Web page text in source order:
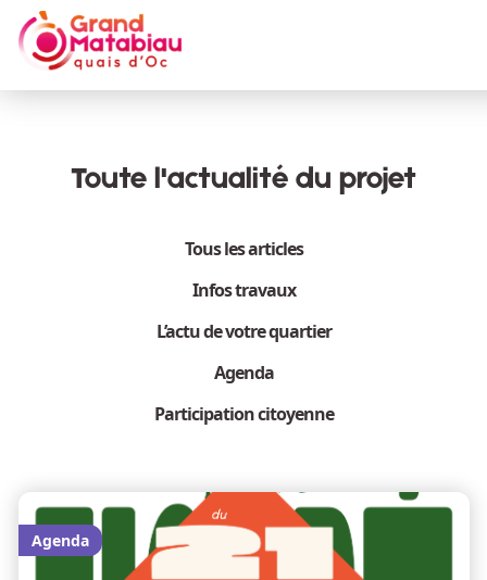
Aller au contenu principal
Toute l'actualité du projet
Tous les articles
Infos travaux
L’actu de votre quartier
Agenda
Participation citoyenne
Agenda